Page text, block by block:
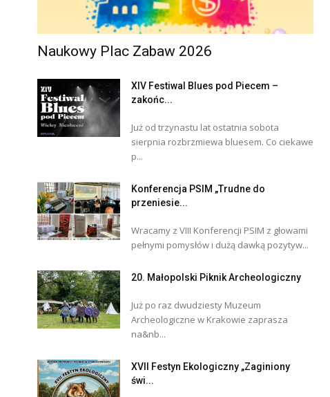
Naukowy Plac Zabaw 2026
XIV Festiwal Blues pod Piecem –
zakońc...
Już od trzynastu lat ostatnia sobota
sierpnia rozbrzmiewa bluesem. Co ciekawe
p...
Konferencja PSIM „Trudne do
przeniesie...
Wracamy z VIII Konferencji PSIM z głowami
pełnymi pomysłów i dużą dawką pozytyw...
20. Małopolski Piknik Archeologiczny
Już po raz dwudziesty Muzeum
Archeologiczne w Krakowie zaprasza
na&nb...
XVII Festyn Ekologiczny „Zaginiony
świ...